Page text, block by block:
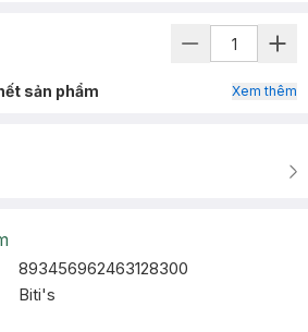
sản phẩm Xem thêm
893456962463128300
Biti's